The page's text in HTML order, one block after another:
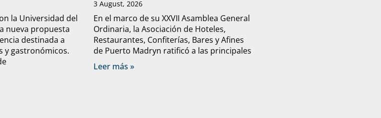
la Universidad del
nueva propuesta
destinada a
y gastronómicos.
3 August, 2026
En el marco de su XXVII Asamblea General
Ordinaria, la Asociación de Hoteles,
Restaurantes, Confiterías, Bares y Afines
de Puerto Madryn ratificó a las principales
Leer más »